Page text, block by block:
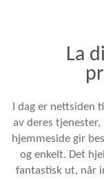
La
I dag er nettsiden
av deres
hjemmeside gir
og enkelt. Det
fantastisk ut, når